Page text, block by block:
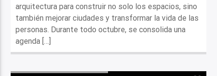
arquitectura para construir no solo los espacios, sino
también mejorar ciudades y transformar la vida de las
personas. Durante todo octubre, se consolida una
agenda […]